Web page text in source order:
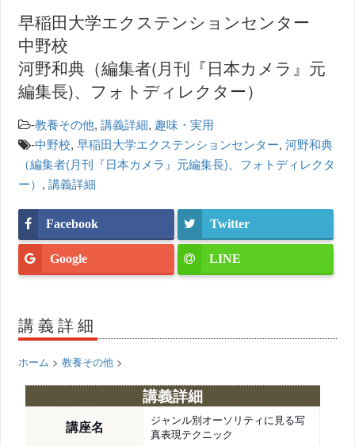
早稲田大学エクステンションセンター
中野校
河野和典（編集者(月刊『日本カメラ』元
編集長)、フォトディレクター）
-教養その他,講義詳細, 趣味・実用
-中野校,早稲田大学エクステンションセンター,河野和典
（編集者(月刊『日本カメラ』元編集長)、フォトディレクタ
ー） ,講義詳細
Facebook Twitter
Google LINE
講義詳細
ホーム >教養その他 >
講義詳細
講座名
ジャンル別オーソリティに見る写
真表現テクニック